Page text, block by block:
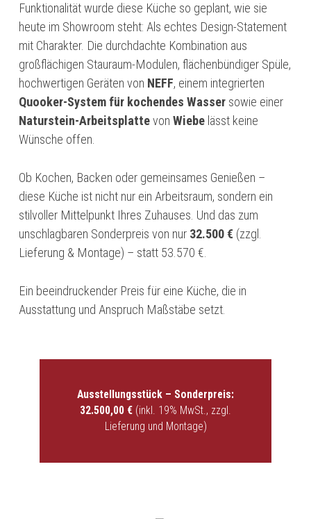
Funktionalität wurde diese Küche so geplant, wie sie
heute im Showroom steht: Als echtes Design-Statement
mit Charakter. Die durchdachte Kombination aus
großflächigen Stauraum-Modulen, flächenbündiger Spüle,
hochwertigen Geräten von NEFF, einem integrierten
Quooker-System für kochendes Wassersowie einer
Naturstein-Arbeitsplattevon Wiebelässt keine
Wünsche offen.
Ob Kochen, Backen oder gemeinsames Genießen –
diese Küche ist nicht nur ein Arbeitsraum, sondern ein
stilvoller Mittelpunkt Ihres Zuhauses. Und das zum
unschlagbaren Sonderpreis von nur 32.500 €(zzgl.
Lieferung & Montage) – statt 53.570 €.
Ein beeindruckender Preis für eine Küche, die in
Ausstattung und Anspruch Maßstäbe setzt.
Ausstellungsstück – Sonderpreis:
32.500,00 € (inkl. 19% MwSt., zzgl.
Lieferung und Montage)